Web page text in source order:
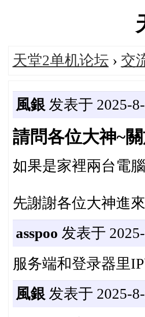
天堂2单机论坛 › 交
風銀 发表于 2025-
請問各位大神~
如果是家裡兩台電
先謝謝各位大神進
asspoo 发表于
服务端和登录器里
風銀 发表于 2025-